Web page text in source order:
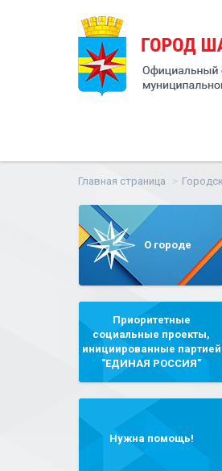
Главная страница
О городе
Приоритетные
социальные проекты,
инициированные партией
"ЕДИНАЯ РОССИЯ"
Нужна помощь!